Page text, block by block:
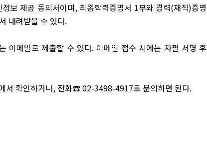
정보 제공 동의서이며, 최종학력증명서 1부와 경력(재직)증명
내려받을 수 있다.
이메일로 제출할 수 있다. 이메일 접수 시에는 자필 서명 후
서 확인하거나, 전화☎02-3498-4917로 문의하면 된다.